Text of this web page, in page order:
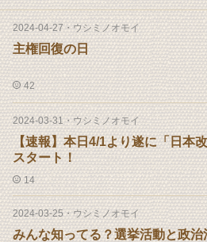
2024-04-27・ウシミノオモイ
主権回復の日
42
2024-03-31 ・ウシミノオモイ
【速報】本日4/1より遂に「日本
スタート！
14
2024-03-25・ウシミノオモイ
みんな知ってる？選挙活動と政治